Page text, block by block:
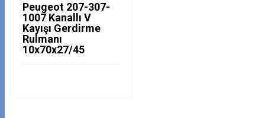
Peugeot 207-307-
1007 Kanallı V
Kayışı Gerdirme
Rulmanı
10x70x27/45